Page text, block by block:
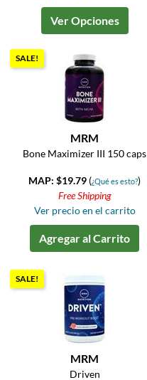
Ver Opciones
SALE!
MRM
Bone Maximizer III 150 caps
MAP: $19.79 (¿Qué es esto?)
Free Shipping
Ver precio en el carrito
Agregar al Carrito
SALE!
MRM
Driven